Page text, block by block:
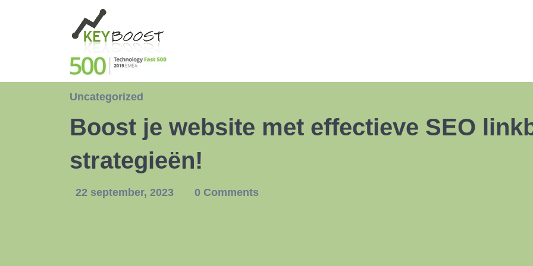
Uncategorized
Boost je website met effectieve SEO
strategieën!
22 september, 2023 0 Comments